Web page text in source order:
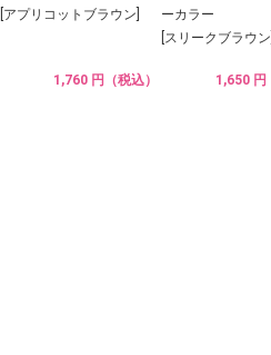
[アプリコットブラウン]
1,760 円（税込）
ーカラー
[スリークブラウン]
1,650 円